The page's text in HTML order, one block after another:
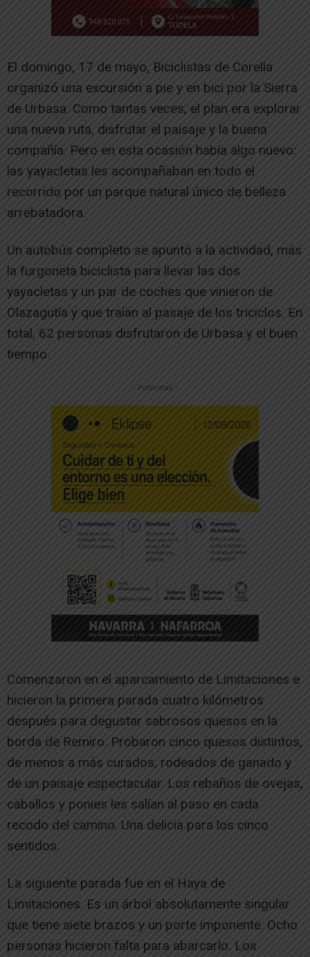
El domingo, 17 de mayo, Biciclistas de Corella
organizó una excursión a pie y en bici por la Sierra
de Urbasa. Como tantas veces, el plan era explorar
una nueva ruta, disfrutar el paisaje y la buena
compañía. Pero en esta ocasión había algo nuevo:
las yayacletas les acompañaban en todo el
recorrido por un parque natural único de belleza
arrebatadora.
Un autobús completo se apuntó a la actividad, más
la furgoneta biciclista para llevar las dos
yayacletas y un par de coches que vinieron de
Olazagutía y que traían al pasaje de los triciclos. En
total, 62 personas disfrutaron de Urbasa y el buen
tiempo.
-- Publicidad --
Comenzaron en el aparcamiento de Limitaciones e
hicieron la primera parada cuatro kilómetros
después para degustar sabrosos quesos en la
borda de Remiro. Probaron cinco quesos distintos,
de menos a más curados, rodeados de ganado y
de un paisaje espectacular. Los rebaños de ovejas,
caballos y ponies les salían al paso en cada
recodo del camino. Una delicia para los cinco
sentidos.
La siguiente parada fue en el Haya de
Limitaciones. Es un árbol absolutamente singular
que tiene siete brazos y un porte imponente. Ocho
personas hicieron falta para abarcarlo. Los